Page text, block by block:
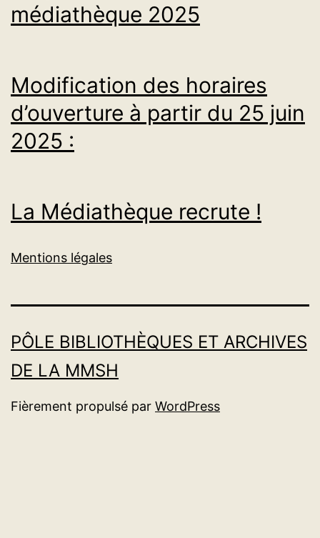
médiathèque 2025
Modification des horaires
d’ouverture à partir du 25 juin
2025 :
La Médiathèque recrute !
Mentions légales
PÔLE BIBLIOTHÈQUES ET ARCHIVES
DE LA MMSH
Fièrement propulsé par WordPress